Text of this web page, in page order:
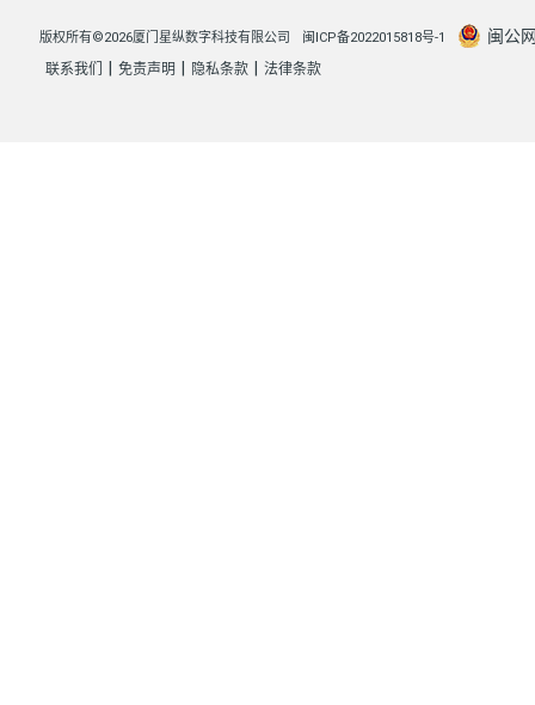
版权所有©2026厦门星纵数字科技有限公司 闽ICP备2022015818号-1 闽公
联系我们 | 免责声明 | 隐私条款 | 法律条款